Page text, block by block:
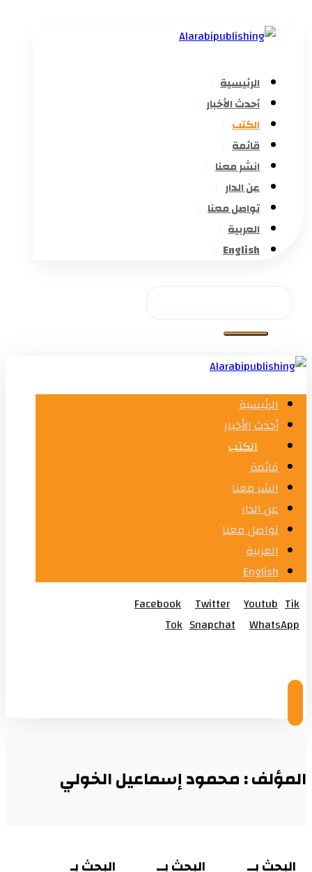
الرئيسية
أحدث الأخبار
الكتب
قائمة
انشر معنا
عن الدار
تواصل معنا
العربية
English
الرئيسية
أحدث الأخبار
الكتب
قائمة
انشر معنا
عن الدار
تواصل معنا
العربية
English
Facebook
Twitter Youtub Tik
Tok Snapchat
WhatsApp
المؤلف : محمود إسماعيل الخولي
البحث بــ
البحث بــ
البحث بـ